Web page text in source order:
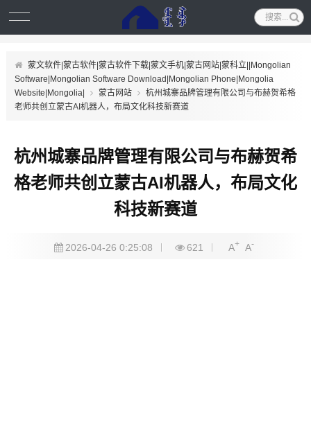
蒙文软件|蒙古软件|蒙古软件下载|蒙文手机|蒙古网站|蒙科立||Mongolian
Software|Mongolian Software Download|Mongolian Phone|Mongolia
Website|Mongolia|
蒙古网站
杭州城寨品牌管理有限公司与布赫贺希格
老师共创立蒙古AI机器人，布局文化科技新赛道
杭州城寨品牌管理有限公司与布赫贺希
格老师共创立蒙古AI机器人，布局文化
科技新赛道
2026-04-26 0:25:08 621 A+ A-